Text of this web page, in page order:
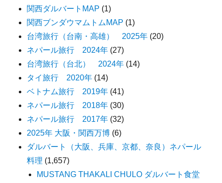
関西ダルバートMAP (1)
関西ブンダウマムトムMAP (1)
台湾旅行（台南・高雄） 2025年 (20)
ネパール旅行 2024年 (27)
台湾旅行（台北） 2024年 (14)
タイ旅行 2020年 (14)
ベトナム旅行 2019年 (41)
ネパール旅行 2018年 (30)
ネパール旅行 2017年 (32)
2025年 大阪・関西万博 (6)
ダルバート（大阪、兵庫、京都、奈良）ネパール
料理 (1,657)
MUSTANG THAKALI CHULO ダルバート食堂